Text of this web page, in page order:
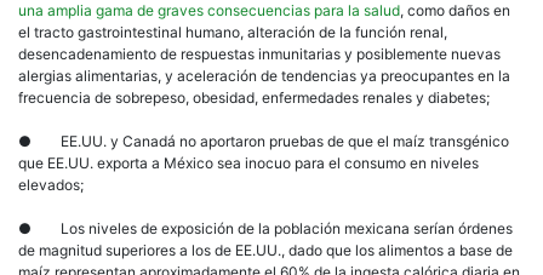
una amplia gama de graves consecuencias para la salud, como daños en
el tracto gastrointestinal humano, alteración de la función renal,
desencadenamiento de respuestas inmunitarias y posiblemente nuevas
alergias alimentarias, y aceleración de tendencias ya preocupantes en la
frecuencia de sobrepeso, obesidad, enfermedades renales y diabetes;
● EE.UU. y Canadá no aportaron pruebas de que el maíz transgénico
que EE.UU. exporta a México sea inocuo para el consumo en niveles
elevados;
● Los niveles de exposición de la población mexicana serían órdenes
de magnitud superiores a los de EE.UU., dado que los alimentos a base de